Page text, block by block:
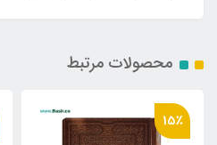
محصولات مرتبط
15٪